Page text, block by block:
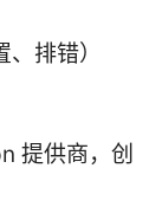
排错）
提供商，创